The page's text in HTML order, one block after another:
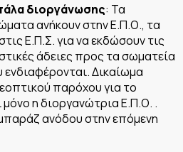
διοργάνωσης: Τα
ανήκουν στην Ε.Π.Ο., τα
Ε.Π.Σ. για να εκδώσουν τις
άδειες προς τα σωματεία
Δικαίωμα
παρόχου για το
η διοργανώτρια Ε.Π.Ο. .
ανόδου στην επόμενη